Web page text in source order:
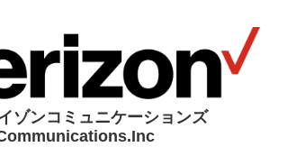
ゾンコミュニケーションズ